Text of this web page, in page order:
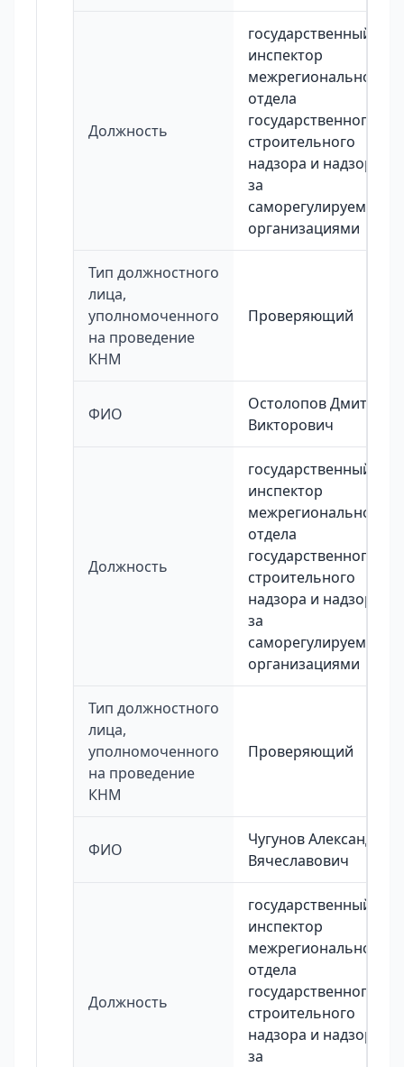
Должность
государственный
инспектор
межрегионального
отдела
государственного
строительного
надзора и надзора
за
саморегулируемыми
организациями
Тип должностного
лица,
уполномоченного
на проведение
КНМ
Проверяющий
ФИО
Остолопов Дмитрий
Викторович
Должность
государственный
инспектор
межрегионального
отдела
государственного
строительного
надзора и надзора
за
саморегулируемыми
организациями
Тип должностного
лица,
уполномоченного
на проведение
КНМ
Проверяющий
ФИО
Чугунов Александр
Вячеславович
Должность
государственный
инспектор
межрегионального
отдела
государственного
строительного
надзора и надзора
за